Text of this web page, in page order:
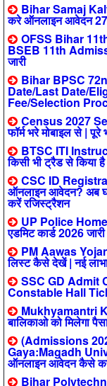
Bihar Samaj
करे ऑनलाइन आवेदन
OFSS Bihar
BSEB 11th
जारी
Bihar BPSC
Date/Last Date/
Fee/Selection
Census 2027
फॉर्म भरे मोबाइल से |
BTSC ITI
किसी भी ट्रैड से किया
CSC ID
ऑनलाइन आवेदन? अब
करें रजिस्ट्रैशन
UP Police Home
एडमिट कार्ड 2026
PM Aawas
लिस्ट कैसे देखें | नई
SSC GD Admit
Constable Hall
Mukhyamantri
बालिकाओ को मिलेगा
(Admissions
Gaya:Magadh
ऑनलाइन आवेदन कैसे
Bihar